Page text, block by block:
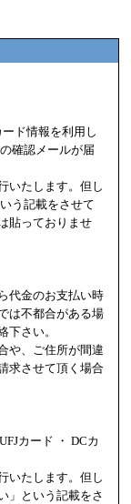
ド情報を利用し
確認メールが届
いたします。但し
う記載をさせて
貼っておりませ
代金のお支払い時
は不都合がある場
下さい。
や、ご住所が間違
求させて頂く場合
カード ・ DCカ
いたします。但し
」という記載をさ